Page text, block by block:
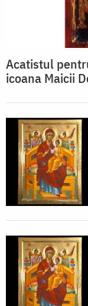
Acatistul
icoana Maicii